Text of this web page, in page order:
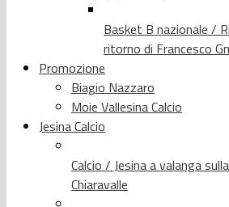
Basket B nazionale /
ritorno di Francesco
Promozione
Biagio Nazzaro
Moie Vallesina Calcio
Jesina Calcio
Calcio / Jesina a valanga
Chiaravalle